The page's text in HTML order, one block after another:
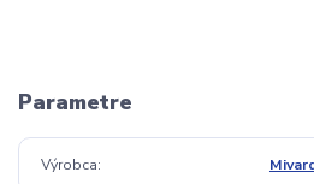
Parametre
Výrobca